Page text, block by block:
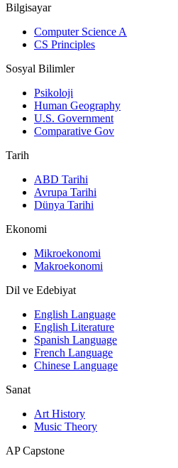
Bilgisayar
Computer Science A
CS Principles
Sosyal Bilimler
Psikoloji
Human Geography
U.S. Government
Comparative Gov
Tarih
ABD Tarihi
Avrupa Tarihi
Dünya Tarihi
Ekonomi
Mikroekonomi
Makroekonomi
Dil ve Edebiyat
English Language
English Literature
Spanish Language
French Language
Chinese Language
Sanat
Art History
Music Theory
AP Capstone